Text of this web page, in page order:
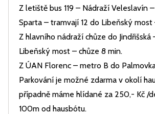
Z letiště bus 119 – Nádraží Veleslavín
Sparta – tramvají 12 do Libeňský most
Z hlavního nádraží chůze do Jindřišská
Libeňský most – chůze 8 min.
Z ÚAN Florenc – metro B do
Parkování je možné zdarma v okolí
případně máme hlídané za 250,- Kč /
100m od hausbótu.